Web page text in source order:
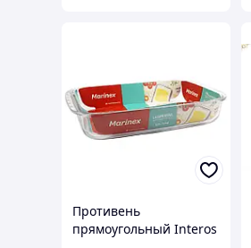
Противень
прямоугольный Interos